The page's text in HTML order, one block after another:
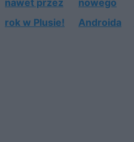
nawet przez
rok w Plusie!
nowego
Androida